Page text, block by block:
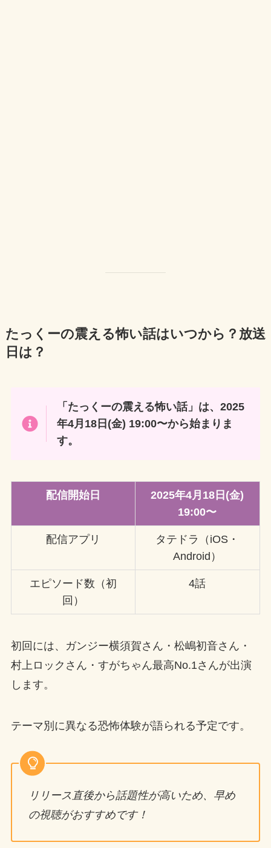
たっくーの震える怖い話はいつから？放送
日は？
「たっくーの震える怖い話」は、2025
年4月18日(金) 19:00〜から始まりま
す。
配信開始日
2025年4月18日(金)
19:00〜
配信アプリ
タテドラ（iOS・
Android）
エピソード数（初
回）
4話
初回には、ガンジー横須賀さん・松嶋初音さん・
村上ロックさん・すがちゃん最高No.1さんが出演
します。
テーマ別に異なる恐怖体験が語られる予定です。
リリース直後から話題性が高いため、早め
の視聴がおすすめです！